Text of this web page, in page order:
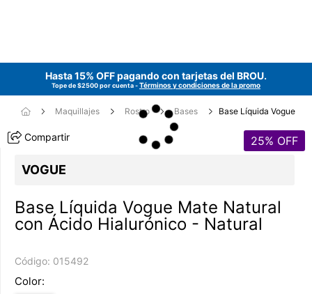
Hasta 15% OFF pagando con tarjetas del BROU.
Tope de $2500 por cuenta -Términos y condiciones de la promo
Maquillajes Rostro Bases Base Líquida Vogue
Compartir 25% OFF
VOGUE
Base Líquida Vogue Mate Natural
con Ácido Hialurónico - Natural
Código: 015492
Color: